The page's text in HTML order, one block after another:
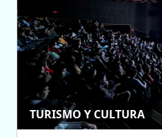
TURISMO Y CULTURA